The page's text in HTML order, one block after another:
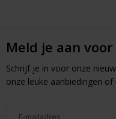
Meld je aan
Schrijf je in voor onze
onze leuke aanbiedingen of